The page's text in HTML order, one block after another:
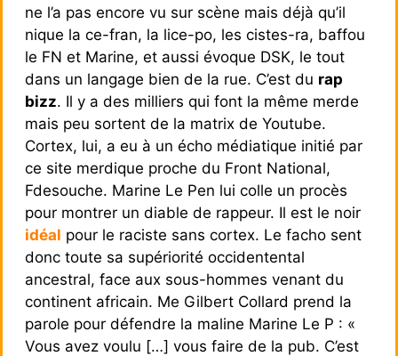
ne l’a pas encore vu sur scène mais déjà qu’il
nique la ce-fran, la lice-po, les cistes-ra, baffou
le FN et Marine, et aussi évoque DSK, le tout
dans un langage bien de la rue. C’est du rap
bizz. Il y a des milliers qui font la même merde
mais peu sortent de la matrix de Youtube.
Cortex, lui, a eu à un écho médiatique initié par
ce site merdique proche du Front National,
Fdesouche. Marine Le Pen lui colle un procès
pour montrer un diable de rappeur. Il est le noir
idéal pour le raciste sans cortex. Le facho sent
donc toute sa supériorité occidentental
ancestral, face aux sous-hommes venant du
continent africain. Me Gilbert Collard prend la
parole pour défendre la maline Marine Le P : «
Vous avez voulu […] vous faire de la pub. C’est